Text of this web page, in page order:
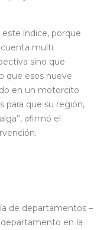
índice, porque
multi
sino que
que esos nueve
en un motorcito
para que su región,
afirmó el
de departamentos –
en la